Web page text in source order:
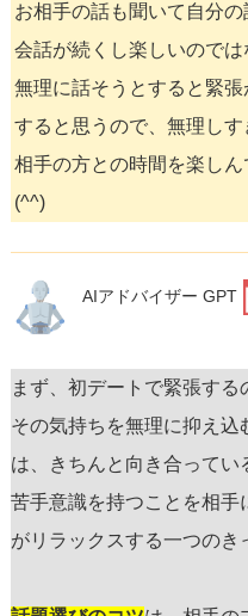
お相手の話も聞いて自分
会話が続くし楽しいのでは
無理に話そうとすると緊
すると思うので、無理し
相手の方との時間を楽し
(^^)
AIアドバイザー GPT
まず、初デートで緊張する
その気持ちを無理に抑え
は、きちんと向き合ってい
苦手意識を持つことを相
がリラックスする一つのき